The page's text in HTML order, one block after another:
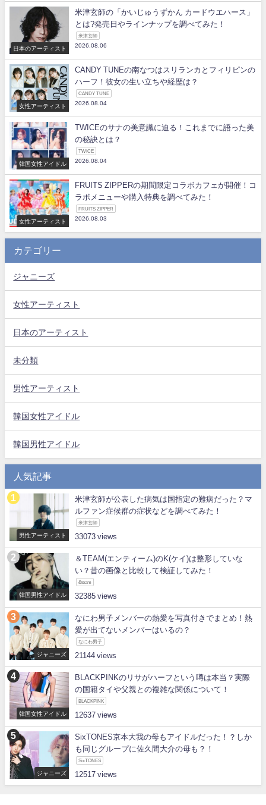
日本のアーティスト
米津玄師の「かいじゅうずかん カードウエハース」
とは?発売日やラインナップを調べてみた！
米津玄師
2026.08.06
女性アーティスト
CANDY TUNEの南なつはスリランカとフィリピンの
ハーフ！彼女の生い立ちや経歴は？
CANDY TUNE
2026.08.04
韓国女性アイドル
TWICEのサナの美意識に迫る！これまでに語った美
の秘訣とは？
TWICE
2026.08.04
女性アーティスト
FRUITS ZIPPERの期間限定コラボカフェが開催！コ
ラボメニューや購入特典を調べてみた！
FRUITS ZIPPER
2026.08.03
カテゴリー
ジャニーズ
女性アーティスト
日本のアーティスト
未分類
男性アーティスト
韓国女性アイドル
韓国男性アイドル
人気記事
男性アーティスト
米津玄師が公表した病気は国指定の難病だった？マ
ルファン症候群の症状などを調べてみた！
米津玄師
33073
韓国男性アイドル
＆TEAM(エンティーム)のK(ケイ)は整形していな
い？昔の画像と比較して検証してみた！
&team
32385
ジャニーズ
なにわ男子メンバーの熱愛を写真付きでまとめ！熱
愛が出てないメンバーはいるの？
なにわ男子
21144
韓国女性アイドル
BLACKPINKのリサがハーフという噂は本当？実際
の国籍タイや父親との複雑な関係について！
BLACKPINK
12637
ジャニーズ
SixTONES京本大我の母もアイドルだった！？しか
も同じグループに佐久間大介の母も？！
SixTONES
12517